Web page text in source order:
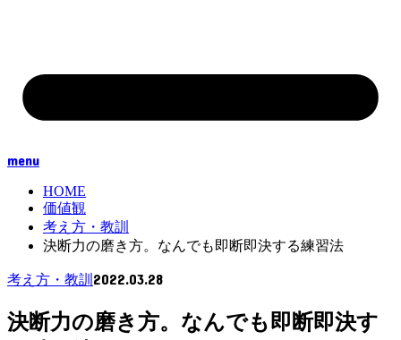
menu
HOME
価値観
考え方・教訓
決断力の磨き方。なんでも即断即決する練習法
考え方・教訓 2022.03.28
決断力の磨き方。なんでも即断即決す